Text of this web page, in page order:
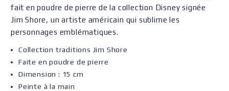
fait en poudre de pierre de la collection Disney signée
Jim Shore, un artiste américain qui sublime les
personnages emblématiques.
Collection traditions Jim Shore
Faite en poudre de pierre
Dimension : 15 cm
Peinte à la main